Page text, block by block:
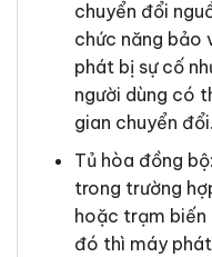
chuyển đổi
chức năng bảo
phát bị sự cố
người dùng có
gian chuyển đổi.
Tủ hòa đồng
trong trường
hoặc trạm biến
đó thì máy